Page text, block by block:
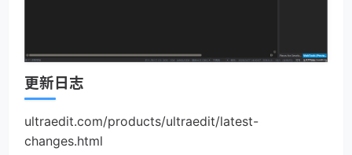
更新日志
ultraedit.com/products/ultraedit/latest-
changes.html